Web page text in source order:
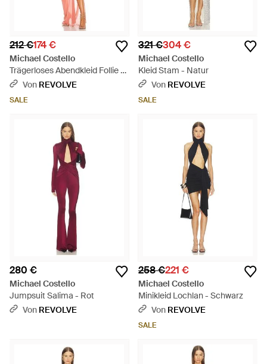
212 €174 €
Michael Costello
Trägerloses Abendkleid Follie -
Orange
Von REVOLVE
SALE
321 €304 €
Michael Costello
Kleid Stam - Natur
Von REVOLVE
SALE
280 €
Michael Costello
Jumpsuit Salima - Rot
Von REVOLVE
258 €221 €
Michael Costello
Minikleid Lochlan - Schwarz
Von REVOLVE
SALE